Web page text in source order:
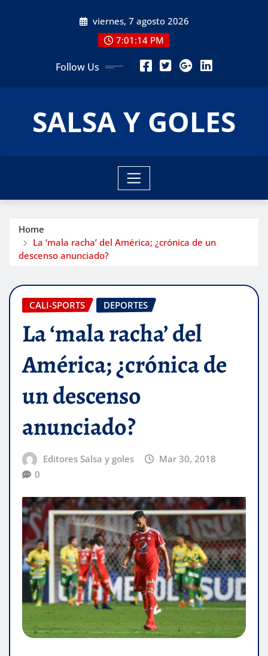
viernes, 7 agosto 2026
7:01:16 PM
Follow Us
SALSA Y GOLES
Home
La ‘mala racha’ del América; ¿crónica de un
descenso anunciado?
CALI-SPORTS DEPORTES
La ‘mala racha’ del
América; ¿crónica de
un descenso
anunciado?
Editores Salsa y goles
Mar 30, 2018
0